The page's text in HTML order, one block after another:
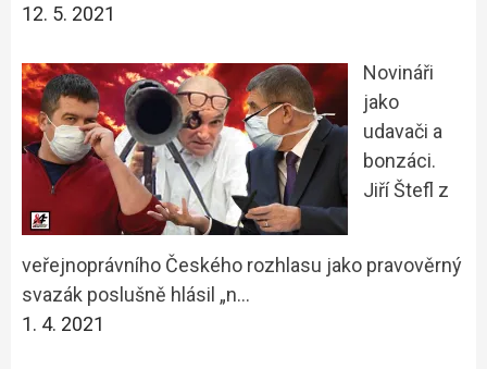
12. 5. 2021
Novináři
jako
udavači a
bonzáci.
Jiří Štefl z
veřejnoprávního Českého rozhlasu jako pravověrný
svazák poslušně hlásil „n…
1. 4. 2021